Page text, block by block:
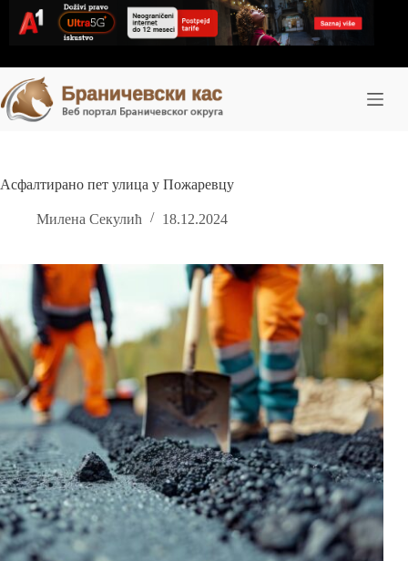
content
Асфалтирано пет улица у Пожаревцу
Милена Секулић 18.12.2024